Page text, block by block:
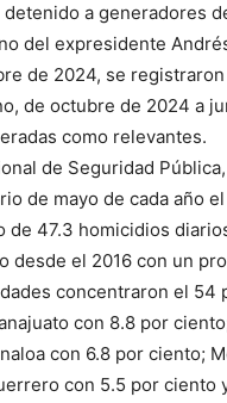
a generadores
del expresidente
de 2024, se
de octubre de 2024 a
como relevantes.
de Seguridad
de mayo de cada año
de 47.3 homicidios
desde el 2016 con un
concentraron el 54
con 8.8 por
con 6.8 por ciento;
con 5.5 por ciento